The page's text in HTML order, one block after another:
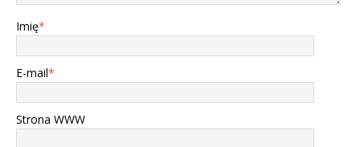
Imię*
E-mail*
Strona WWW